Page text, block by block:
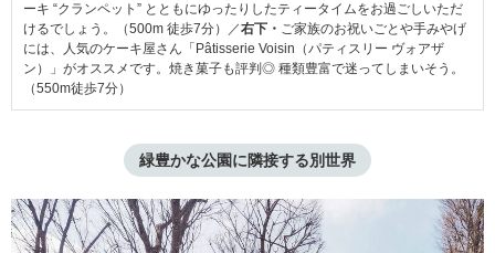
ーキ “クランペット” とともにゆったりしたティータイムをお過ごしいただ
けるでしょう。（500m 徒歩7分）／右下・ ご家族のお祝いごとや手みやげ
には、人気のケーキ屋さん「Pâtisserie Voisin（パティスリー ヴォアザ
ン）」がオススメです。焼き菓子も評判◎ 種類豊富で迷ってしまいそう。
（550m徒歩7分）
緑豊かな公園に隣接する別世界